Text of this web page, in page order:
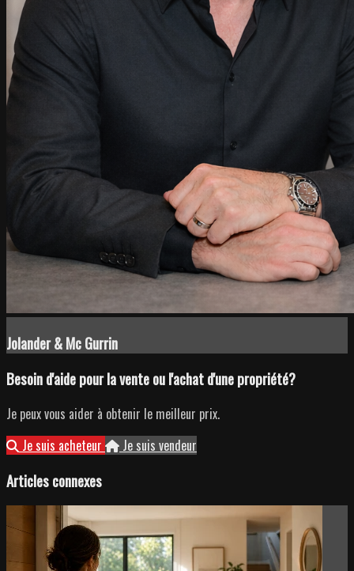
Jolander & Mc Gurrin
Besoin d'aide pour la vente ou l'achat d'une propriété?
Je peux vous aider à obtenir le meilleur prix.
Je suis acheteur
Je suis vendeur
Articles connexes